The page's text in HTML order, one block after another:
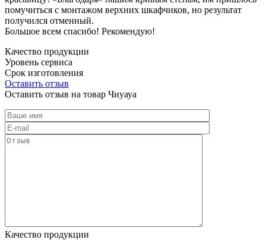
помучиться с монтажом верхних шкафчиков, но результат
получился отменный.
Большое всем спасибо! Рекомендую!
Качество продукции
Уровень сервиса
Срок изготовления
Оставить отзыв
Оставить отзыв на товар Чиуауа
Качество продукции